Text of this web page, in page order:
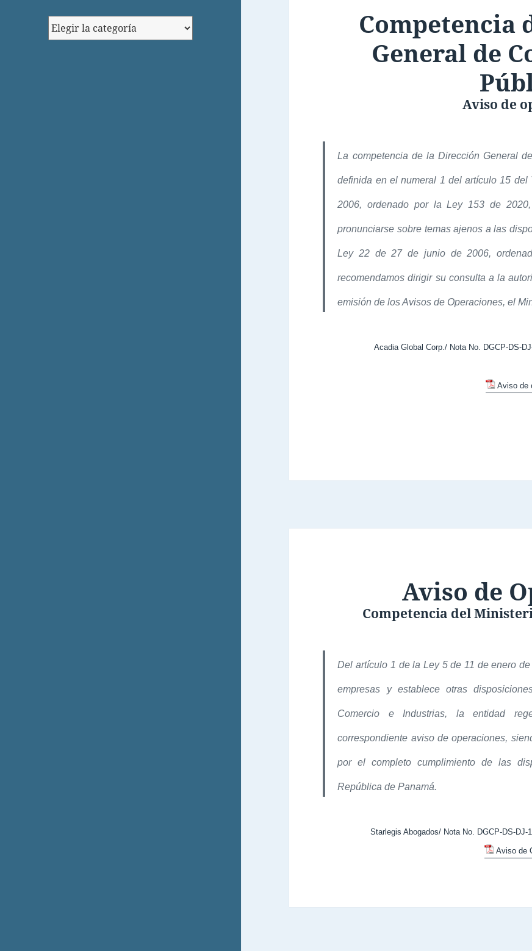
TEMAS
Competencia
General de
Aviso de
La competencia de la Dirección General
definida en el numeral 1 del artículo 15
2006, ordenado por la Ley 153 de
pronunciarse sobre temas ajenos a las
Ley 22 de 27 de junio de 2006,
recomendamos dirigir su consulta a la
emisión de los Avisos de Operaciones, el
Acadia Global Corp./ Nota No. DGCP-DS-
Aviso de
Aviso de
Competencia del
Del artículo 1 de la Ley 5 de 11 de enero
empresas y establece otras
Comercio e Industrias, la entidad
correspondiente aviso de operaciones,
por el completo cumplimiento de las
República de Panamá.
Starlegis Abogados/ Nota No. DGCP-DS-
Aviso de